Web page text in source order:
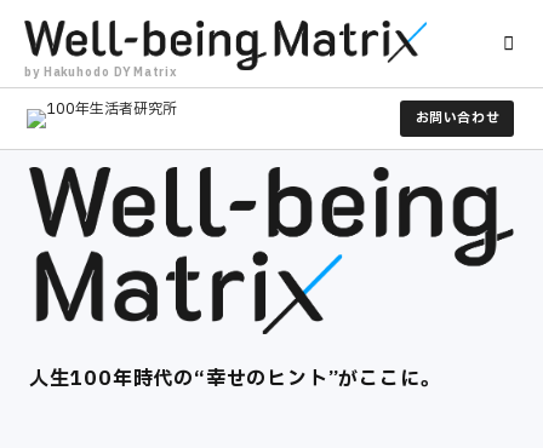
by Hakuhodo DY Matrix
お問い合わせ
人生100年時代の​“幸せのヒント”がここに。​